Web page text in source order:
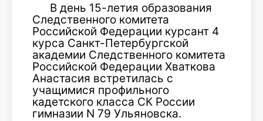
В день 15-летия образования
Следственного комитета
Российской Федерации курсант 4
курса Санкт-Петербургской
академии Следственного комитета
Российской Федерации Хваткова
Анастасия встретилась с
учащимися профильного
кадетского класса СК России
гимназии N 79 Ульяновска.